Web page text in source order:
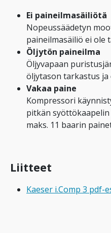
Ei paineilmasäiliötä
Nopeussäädetyn
paineilmasäiliö ei ole
Öljytön paineilma
Öljyvapaan
öljytason tarkastus ja
Vakaa paine
Kompressori
pitkän
maks. 11 baarin
Liitteet
Kaeser i.Comp 3 pdf-